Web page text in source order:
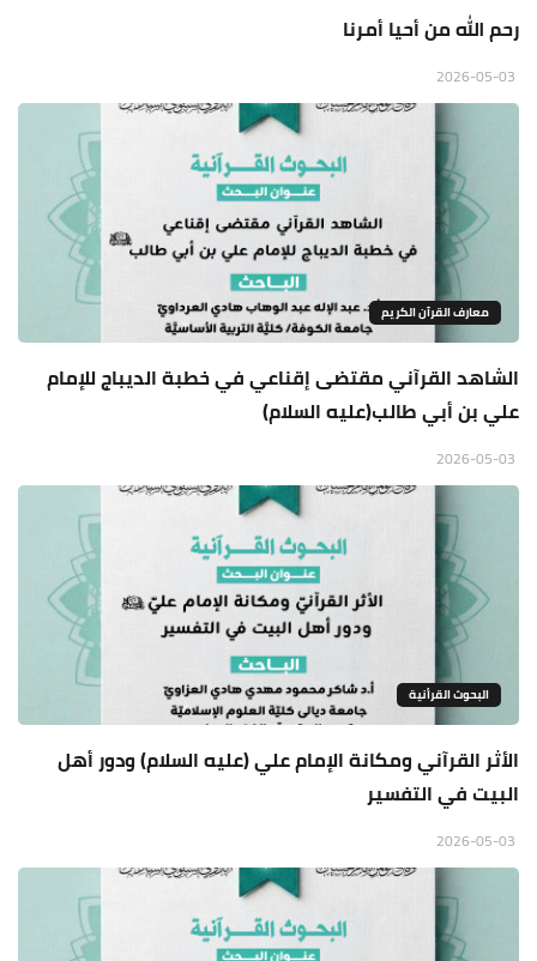
رحم الله من أحيا أمرنا
معارف القرآن الكريم
الشاهد القرآني مقتضى إقناعي في خطبة الديباج للإمام
علي بن أبي طالب(عليه السلام)
البحوث القرأنية
الأثر القرآني ومكانة الإمام علي (عليه السلام) ودور أهل
البيت في التفسير